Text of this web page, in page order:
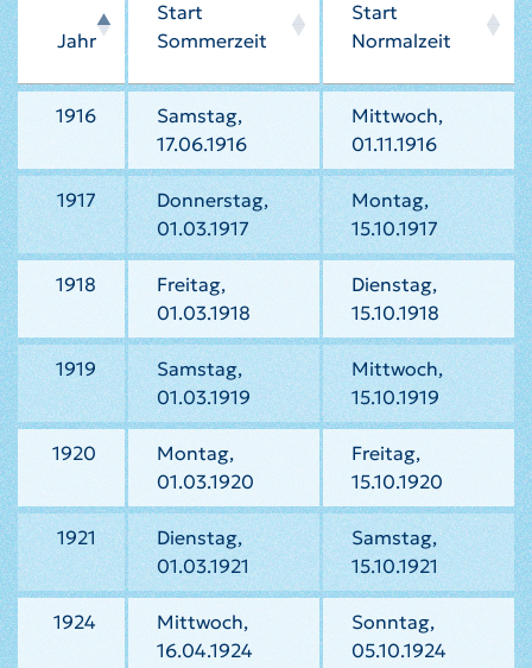
Jahr
Start
Sommerzeit
Start
Normalzeit
1916
Samstag,
17.06.1916
Mittwoch,
01.11.1916
1917
Donnerstag,
01.03.1917
Montag,
15.10.1917
1918
Freitag,
01.03.1918
Dienstag,
15.10.1918
1919
Samstag,
01.03.1919
Mittwoch,
15.10.1919
1920
Montag,
01.03.1920
Freitag,
15.10.1920
1921
Dienstag,
01.03.1921
Samstag,
15.10.1921
1924
Mittwoch,
16.04.1924
Sonntag,
05.10.1924